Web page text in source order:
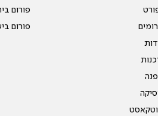
פורום
פורום